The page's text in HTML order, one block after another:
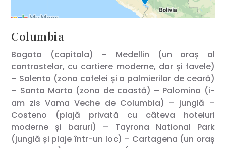
Columbia
Bogota (capitala) – Medellin (un oraș al
contrastelor, cu cartiere moderne, dar și favele)
– Salento (zona cafelei și a palmierilor de ceară)
– Santa Marta (zona de coastă) – Palomino (i-
am zis Vama Veche de Columbia) – junglă –
Costeno (plajă privată cu câteva hoteluri
moderne și baruri) – Tayrona National Park
(junglă și plaje într-un loc) – Cartagena (un oraș